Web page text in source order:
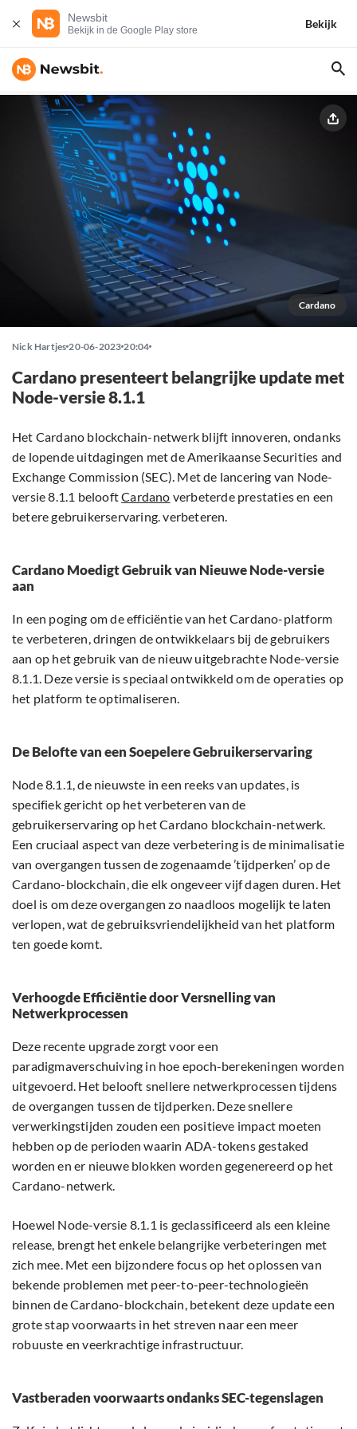
Newsbit
Bekijk in de Google Play store
Bekijk
Cardano
Nick Hartjes 20-06-2023 20:04
Cardano presenteert belangrijke update met
Node-versie 8.1.1
Het Cardano blockchain-netwerk blijft innoveren, ondanks
de lopende uitdagingen met de Amerikaanse Securities and
Exchange Commission (SEC). Met de lancering van Node-
versie 8.1.1 belooftCardano verbeterde prestaties en een
betere gebruikerservaring. verbeteren.
Cardano Moedigt Gebruik van Nieuwe Node-versie
aan
In een poging om de efficiëntie van het Cardano-platform
te verbeteren, dringen de ontwikkelaars bij de gebruikers
aan op het gebruik van de nieuw uitgebrachte Node-versie
8.1.1. Deze versie is speciaal ontwikkeld om de operaties op
het platform te optimaliseren.
De Belofte van een Soepelere Gebruikerservaring
Node 8.1.1, de nieuwste in een reeks van updates, is
specifiek gericht op het verbeteren van de
gebruikerservaring op het Cardano blockchain-netwerk.
Een cruciaal aspect van deze verbetering is de minimalisatie
van overgangen tussen de zogenaamde ’tijdperken’ op de
Cardano-blockchain, die elk ongeveer vijf dagen duren. Het
doel is om deze overgangen zo naadloos mogelijk te laten
verlopen, wat de gebruiksvriendelijkheid van het platform
ten goede komt.
Verhoogde Efficiëntie door Versnelling van
Netwerkprocessen
Deze recente upgrade zorgt voor een
paradigmaverschuiving in hoe epoch-berekeningen worden
uitgevoerd. Het belooft snellere netwerkprocessen tijdens
de overgangen tussen de tijdperken. Deze snellere
verwerkingstijden zouden een positieve impact moeten
hebben op de perioden waarin ADA-tokens gestaked
worden en er nieuwe blokken worden gegenereerd op het
Cardano-netwerk.
Hoewel Node-versie 8.1.1 is geclassificeerd als een kleine
release, brengt het enkele belangrijke verbeteringen met
zich mee. Met een bijzondere focus op het oplossen van
bekende problemen met peer-to-peer-technologieën
binnen de Cardano-blockchain, betekent deze update een
grote stap voorwaarts in het streven naar een meer
robuuste en veerkrachtige infrastructuur.
Vastberaden voorwaarts ondanks SEC-tegenslagen